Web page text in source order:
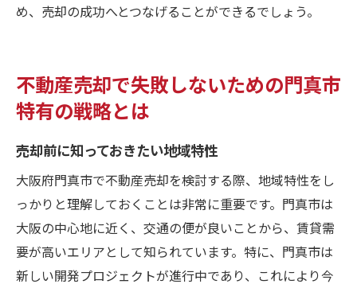
め、売却の成功へとつなげることができるでしょう。
不動産売却で失敗しないための門真市
特有の戦略とは
売却前に知っておきたい地域特性
大阪府門真市で不動産売却を検討する際、地域特性をし
っかりと理解しておくことは非常に重要です。門真市は
大阪の中心地に近く、交通の便が良いことから、賃貸需
要が高いエリアとして知られています。特に、門真市は
新しい開発プロジェクトが進行中であり、これにより今